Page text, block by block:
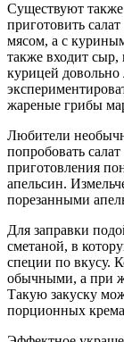
Существуют
приготовить
мясом, а с
также входит сыр,
курицей
жареные грибы
Любители
попробовать
приготовления
апельсин.
порезанными
Для заправки
сметаной, в
специи по вкусу.
обычными, а при
Такую закуску
порционных